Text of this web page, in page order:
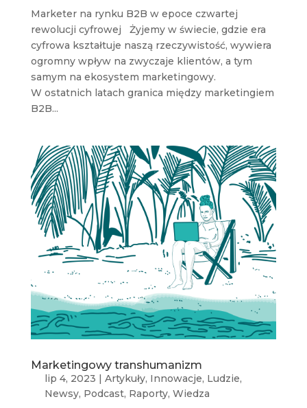
Marketer na rynku B2B w epoce czwartej
rewolucji cyfrowej Żyjemy w świecie, gdzie era
cyfrowa kształtuje naszą rzeczywistość, wywiera
ogromny wpływ na zwyczaje klientów, a tym
samym na ekosystem marketingowy.
W ostatnich latach granica między marketingiem
B2B...
Marketingowy transhumanizm
lip 4, 2023 | Artykuły, Innowacje, Ludzie,
Newsy, Podcast, Raporty, Wiedza